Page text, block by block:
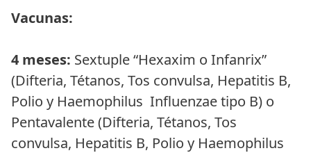
Vacunas:
4 meses: Sextuple “Hexaxim o Infanrix”
(Difteria, Tétanos, Tos convulsa, Hepatitis B,
Polio y Haemophilus Influenzae tipo B) o
Pentavalente (Difteria, Tétanos, Tos
convulsa, Hepatitis B, Polio y Haemophilus